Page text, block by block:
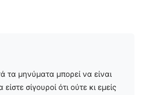
τα μηνύματα μπορεί να είναι
σίγουροί ότι ούτε κι εμείς